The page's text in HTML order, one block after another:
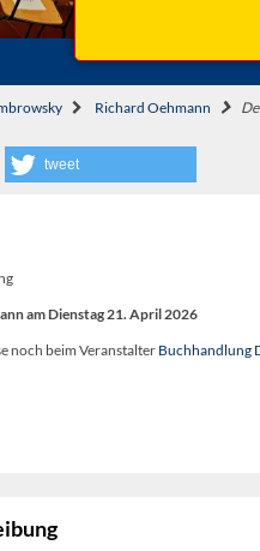
Richard Oehmann
tweet
am Dienstag 21. April 2026
noch beim Veranstalter Buchhandlung